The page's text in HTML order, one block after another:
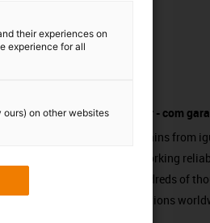
fornecedor - com
Energy chains from
already working
many hundreds of
of applications
their experiences on
experience for all
on other websites